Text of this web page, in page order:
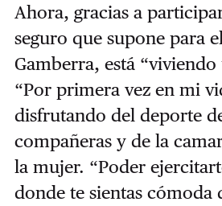
Ahora, gracias a
seguro que supone para
Gamberra, está “viviendo
“Por primera vez en mi
disfrutando del deporte
compañeras y de la
la mujer. “Poder
donde te sientas cómoda